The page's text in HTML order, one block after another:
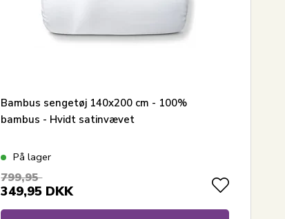
Bambus sengetøj 140x200 cm - 100%
bambus - Hvidt satinvævet
På lager
799,95
349,95 DKK